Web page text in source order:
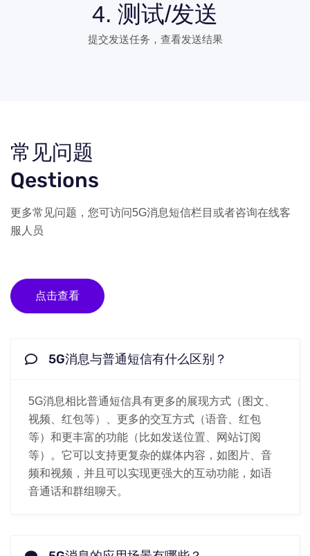
4. 测试/发送
提交发送任务，查看发送结果
常见问题
Qestions
更多常见问题，您可访问5G消息短信栏目或者咨询在线客
服人员
点击查看
5G消息与普通短信有什么区别？
5G消息相比普通短信具有更多的展现方式（图文、
视频、红包等）、更多的交互方式（语音、红包
等）和更丰富的功能（比如发送位置、网站订阅
等）。它可以支持更复杂的媒体内容，如图片、音
频和视频，并且可以实现更强大的互动功能，如语
音通话和群组聊天。